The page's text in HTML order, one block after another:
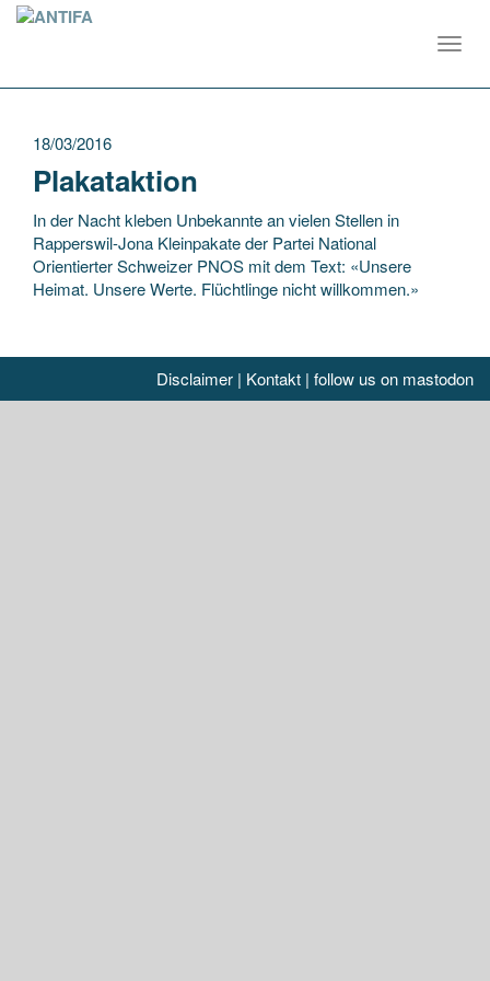
18/03/2016
Plakataktion
In der Nacht kleben Unbekannte an vielen Stellen in
Rapperswil-Jona Kleinpakate der Partei National
Orientierter Schweizer PNOS mit dem Text: «Unsere
Heimat. Unsere Werte. Flüchtlinge nicht willkommen.»
Disclaimer | Kontakt | follow us on mastodon